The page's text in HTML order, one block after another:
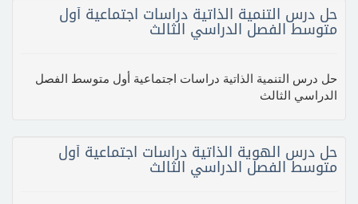
حل درس التنمية الذاتية دراسات اجتماعية أول
متوسط الفصل الدراسي الثالث
حل درس التنمية الذاتية دراسات اجتماعية أول متوسط الفصل
الدراسي الثالث
حل درس الهوية الذاتية دراسات اجتماعية أول
متوسط الفصل الدراسي الثالث